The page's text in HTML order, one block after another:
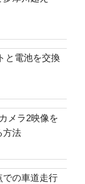
と電池を交換
メラ2映像を
方法
での車道走行